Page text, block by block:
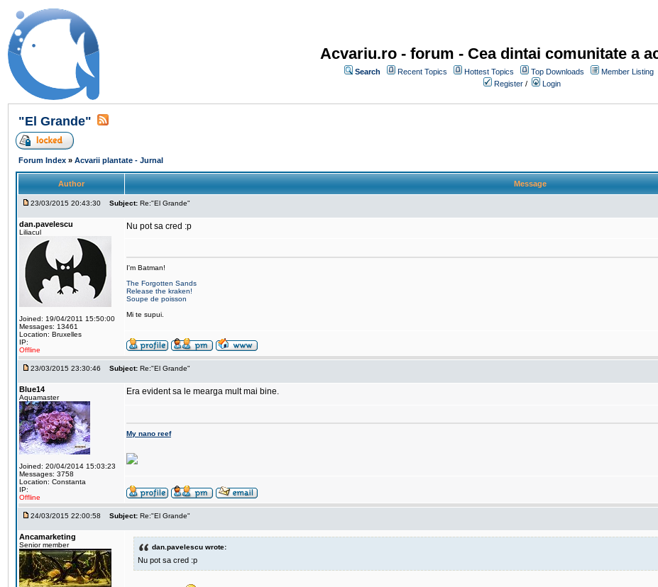
Acvariu.ro - forum - Cea dintai comunitate a
Search Recent Topics Hottest Topics Top Downloads Member Listing
Register/ Login
"El Grande"
Forum Index » Acvarii plantate - Jurnal
Author Message
23/03/2015 20:43:30 Subject: Re:"El Grande"
dan.pavelescu
Liliacul
Joined: 19/04/2011 15:50:00
Messages: 13461
Location: Bruxelles
IP:
Offline
Nu pot sa cred :p
I'm Batman!
The Forgotten Sands
Release the kraken!
Soupe de poisson
Mi te supui.
23/03/2015 23:30:46 Subject: Re:"El Grande"
Blue14
Aquamaster
Joined: 20/04/2014 15:03:23
Messages: 3758
Location: Constanta
IP:
Offline
Era evident sa le mearga mult mai bine.
My nano reef
24/03/2015 22:00:58 Subject: Re:"El Grande"
Ancamarketing
Senior member dan.pavelescu wrote:
Nu pot sa cred :p